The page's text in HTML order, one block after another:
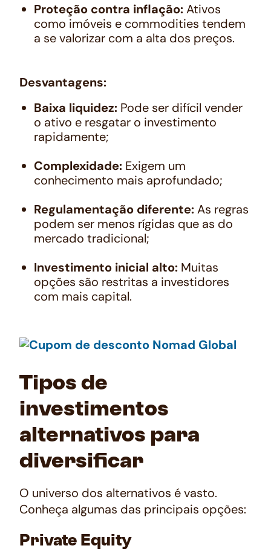
Proteção contra inflação:Ativos
como imóveis e commodities tendem
a se valorizar com a alta dos preços.
Desvantagens:
Baixa liquidez: Pode ser difícil vender
o ativo e resgatar o investimento
rapidamente;
Complexidade: Exigem um
conhecimento mais aprofundado;
Regulamentação diferente:As regras
podem ser menos rígidas que as do
mercado tradicional;
Investimento inicial alto: Muitas
opções são restritas a investidores
com mais capital.
Tipos de
investimentos
alternativos para
diversificar
O universo dos alternativos é vasto.
Conheça algumas das principais opções:
Private Equity